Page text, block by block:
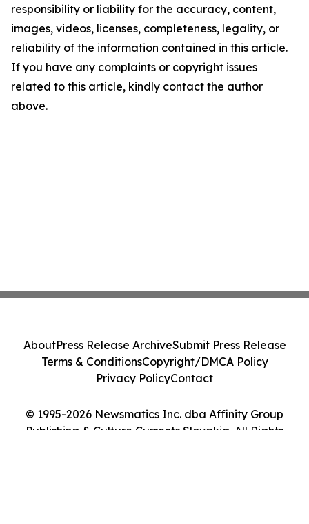
responsibility or liability for the accuracy, content,
images, videos, licenses, completeness, legality, or
reliability of the information contained in this article.
If you have any complaints or copyright issues
related to this article, kindly contact the author
above.
© 1995-2026 Newsmatics Inc. dba Affinity Group
Publishing & Culture Currents Slovakia. All Rights
AboutPress Release ArchiveSubmit Press Release
Terms & ConditionsCopyright/DMCA Policy
Privacy PolicyContact